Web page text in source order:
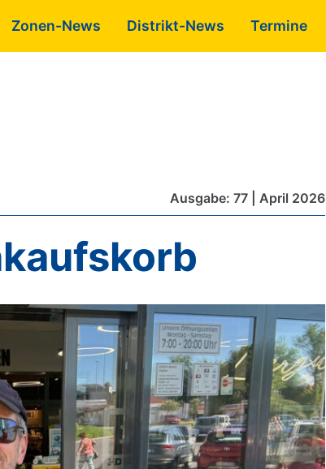
Zonen-News Distrikt-News Termine
Ausgabe: 77 | April 2026